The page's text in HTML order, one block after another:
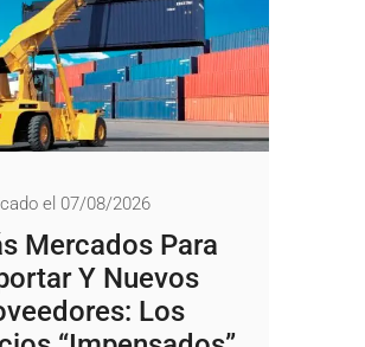
el 07/08/2026
Mercados Para
Y Nuevos
Los